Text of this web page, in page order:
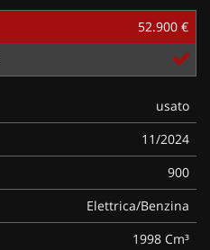
52.900 €
usato
11/2024
900
Elettrica/Benzina
1998 Cm³